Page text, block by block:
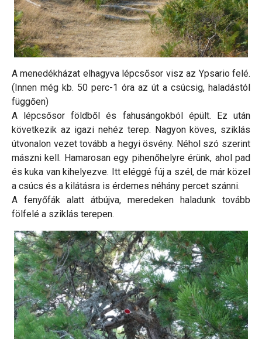
A menedékházat elhagyva lépcsősor visz az Ypsario felé.
(Innen még kb. 50 perc-1 óra az út a csúcsig, haladástól
függően)
A lépcsősor földből és fahusángokból épült. Ez után
következik az igazi nehéz terep. Nagyon köves, sziklás
útvonalon vezet tovább a hegyi ösvény. Néhol szó szerint
mászni kell. Hamarosan egy pihenőhelyre érünk, ahol pad
és kuka van kihelyezve. Itt eléggé fúj a szél, de már közel
a csúcs és a kilátásra is érdemes néhány percet szánni.
A fenyőfák alatt átbújva, meredeken haladunk tovább
fölfelé a sziklás terepen.